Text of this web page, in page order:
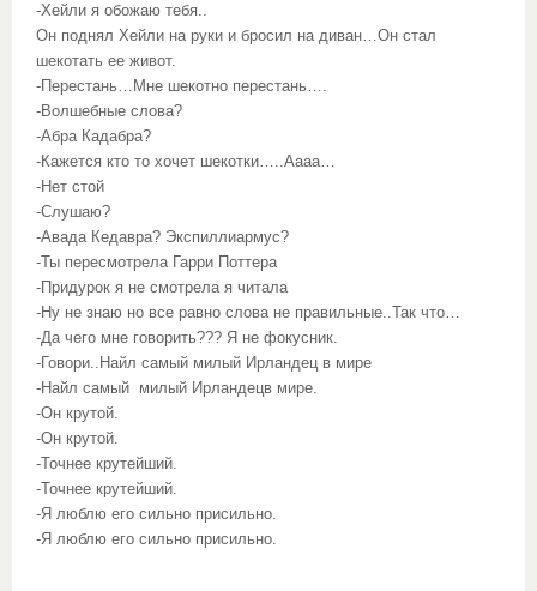
-Хейли я обожаю тебя..
Он поднял Хейли на руки и бросил на диван…Он стал
шекотать ее живот.
-Перестань…Мне шекотно перестань….
-Волшебные слова?
-Абра Кадабра?
-Кажется кто то хочет шекотки…..Аааа…
-Нет стой
-Слушаю?
-Авада Кедавра? Экспиллиармус?
-Ты пересмотрела Гарри Поттера
-Придурок я не смотрела я читала
-Ну не знаю но все равно слова не правильные..Так что…
-Да чего мне говорить??? Я не фокусник.
-Говори..Найл самый милый Ирландец в мире
-Найл самый милый Ирландецв мире.
-Он крутой.
-Он крутой.
-Точнее крутейший.
-Точнее крутейший.
-Я люблю его сильно присильно.
-Я люблю его сильно присильно.